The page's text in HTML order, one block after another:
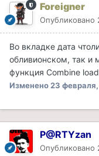
Foreigner
Опубликовано
Во вкладке дата
обливионском, так и
функция Combine
Изменено23
P@RTYzan
Опубликовано